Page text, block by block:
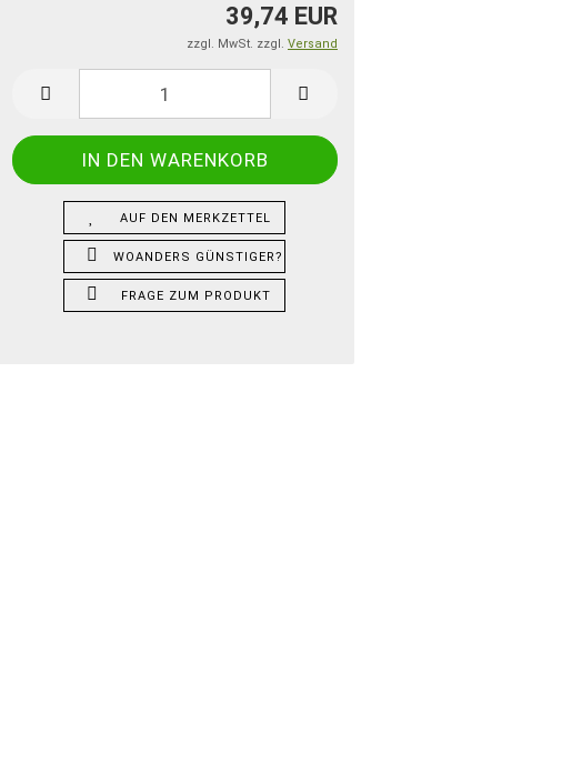
39,74 EUR
zzgl. MwSt. zzgl. Versand
AUF DEN MERKZETTEL
WOANDERS GÜNSTIGER?
FRAGE ZUM PRODUKT